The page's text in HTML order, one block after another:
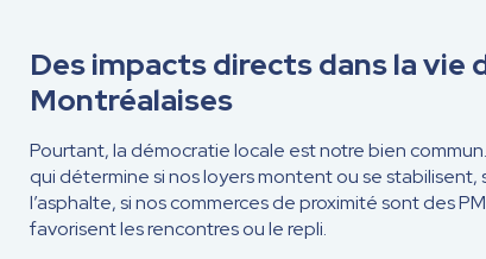
Des impacts directs dans la vie
Montréalaises
Pourtant, la démocratie locale est notre bien
qui détermine si nos loyers montent ou se
l’asphalte, si nos commerces de proximité sont des
favorisent les rencontres ou le repli.